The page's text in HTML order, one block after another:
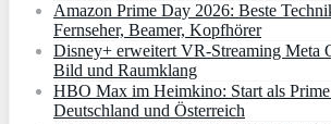
Amazon Prime Day 2026: Beste
Fernseher, Beamer, Kopfhörer
Disney+ erweitert VR‑Streaming Meta
Bild und Raumklang
HBO Max im Heimkino: Start als
Deutschland und Österreich